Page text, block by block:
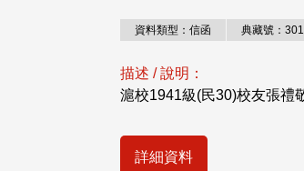
資料類型：信函 典藏號：
描述 / 說明：
滬校1941級(民30)校友張禮
詳細資料